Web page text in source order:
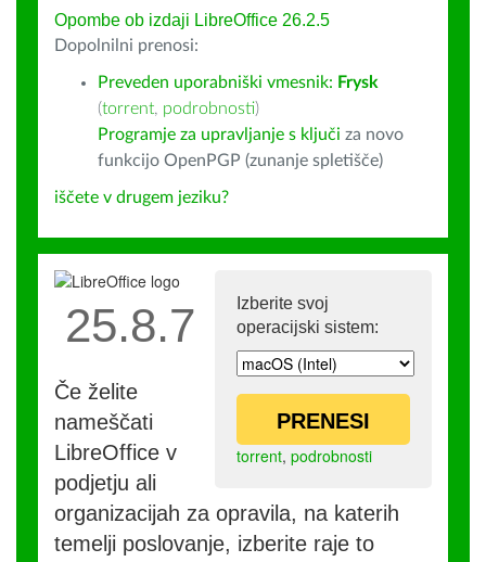
Opombe ob izdaji LibreOffice 26.2.5
Dopolnilni prenosi:
Preveden uporabniški vmesnik: Frysk
(torrent, podrobnosti)
Programje za upravljanje s ključi za novo
funkcijo OpenPGP (zunanje spletišče)
iščete v drugem jeziku?
Izberite svoj
operacijski sistem:
PRENESI
torrent, podrobnosti
25.8.7
Če želite
nameščati
LibreOffice v
podjetju ali
organizacijah za opravila, na katerih
temelji poslovanje, izberite raje to